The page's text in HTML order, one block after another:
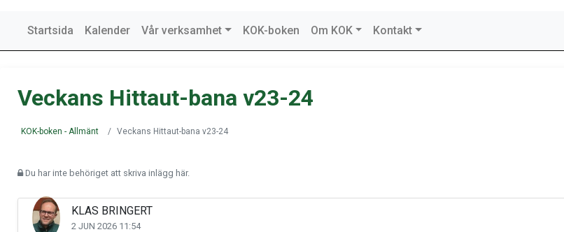
Startsida Kalender Vår verksamhet KOK-boken Om KOK Kontakt
Veckans Hittaut-bana v23-24
KOK-boken - Allmänt Veckans Hittaut-bana v23-24
Du har inte behöriget att skriva inlägg här.
KLAS BRINGERT
2 JUN 2026 11:54